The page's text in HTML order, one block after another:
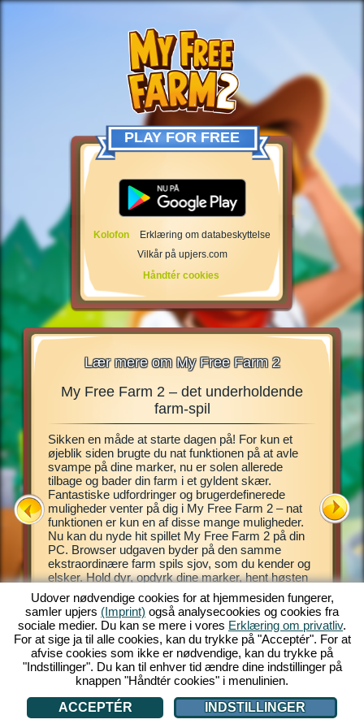
PLAY FOR FREE
Kolofon
Erklæring om databeskyttelse
Vilkår på upjers.com
Håndtér cookies
Lær mere om My Free Farm 2
din helt
og
My Free Farm 2 – det underholdende
farm-spil
Sikken en måde at starte dagen på! For kun et
øjeblik siden brugte du nat funktionen på at avle
svampe på dine marker, nu er solen allerede
tilbage og bader din farm i et gyldent skær.
Fantastiske udfordringer og brugerdefinerede
muligheder venter på dig i My Free Farm 2 – nat
funktionen er kun en af disse mange muligheder.
Nu kan du nyde hit spillet My Free Farm 2 på din
PC. Browser udgaven byder på den samme
ekstraordinære farm spils sjov, som du kender og
elsker. Hold dyr, opdyrk dine marker, hent høsten
ind og producer lækre varer til dine kunder.
Register dig gratis nu og kom godt i gang!
My
Dette
spillet
spillet,
Pas
dig
dine
farm,
Udover nødvendige cookies for at hjemmesiden fungerer,
samler upjers (Imprint) også analysecookies og cookies fra
sociale medier. Du kan se mere i vores Erklæring om privatliv.
For at sige ja til alle cookies, kan du trykke på "Acceptér". For at
afvise cookies som ikke er nødvendige, kan du trykke på
"Indstillinger". Du kan til enhver tid ændre dine indstillinger på
knappen "Håndtér cookies" i menulinien.
ACCEPTÉR
INDSTILLINGER